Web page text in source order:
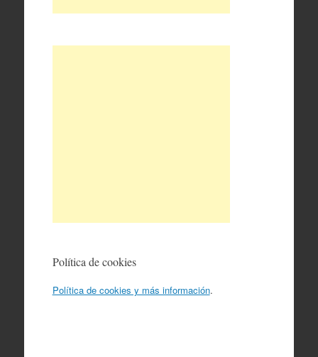
Política de cookies
Política de cookies y más información.